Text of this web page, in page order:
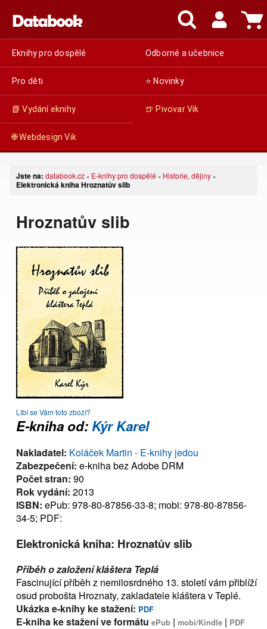
Eknihy pro dospělé Odborné a učebnice
Pro děti ⭐ Novinky
📗 Vydání eknihy 🍺 Pivovar Vik
🌐 Webdesign Vik
Jste na: databook.cz » E-knihy pro dospělé » Historie, dějiny »
Elektronická kniha Hroznatův slib
Hroznatův slib
Líbí se Vám toto zboží?
E-kniha od:Kýr Karel
Nakladatel: Koláček Martin - E-knihy jedou
Zabezpečení: e-kniha bez Adobe DRM
Počet stran: 90
Rok vydání: 2013
ISBN: ePub: 978-80-87856-33-8; mobi: 978-80-87856-
34-5; PDF:
Elektronická kniha: Hroznatův slib
Příběh o založení kláštera Teplá
Fascinující příběh z nemilosrdného 13. století vám přiblíží
osud probošta Hroznaty, zakladatele kláštera v Teplé.
Ukázka e-knihy ke stažení: PDF
E-kniha ke stažení ve formátu ePub | mobi/Kindle | PDF